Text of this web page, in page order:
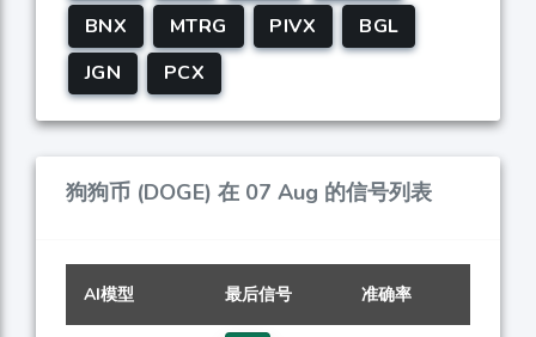
BNX
MTRG PIVX
BGL
JGN
PCX
狗狗币 (DOGE) 在 07 Aug 的信号列表
AI模型 最后信号 准确率